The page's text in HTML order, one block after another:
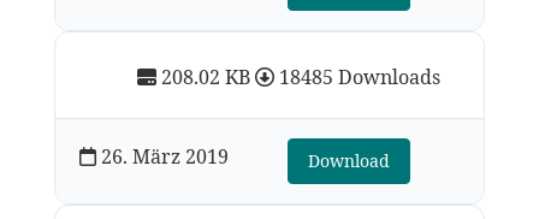
208.02 KB 18485 Downloads
26. März 2019 Download